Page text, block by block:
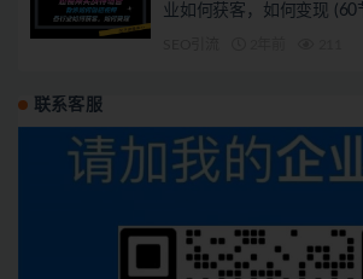
业如何获客，如何变现 (60
联系客服